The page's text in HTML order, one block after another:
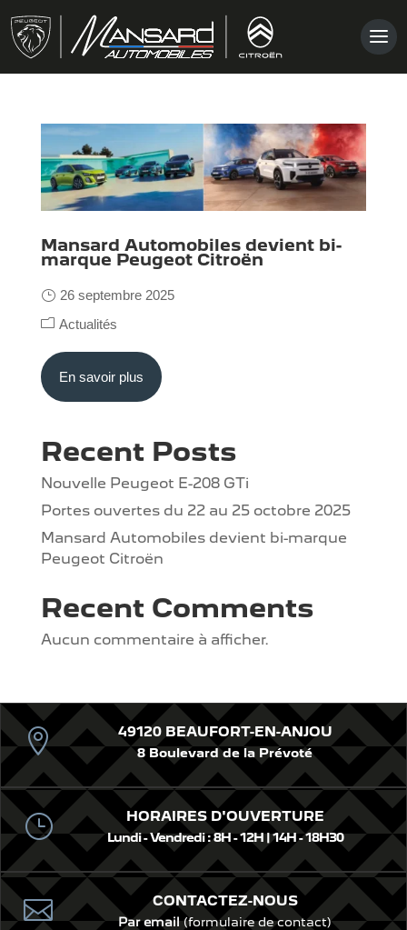
Mansard Automobiles devient bi-
marque Peugeot Citroën
26 septembre 2025
Actualités
En savoir plus
Recent Posts
Nouvelle Peugeot E-208 GTi
Portes ouvertes du 22 au 25 octobre 2025
Mansard Automobiles devient bi-marque
Peugeot Citroën
Recent Comments
Aucun commentaire à afficher.
 49120 BEAUFORT-EN-ANJOU
8 Boulevard de la Prévoté
} HORAIRES D'OUVERTURE
Lundi - Vendredi : 8H - 12H | 14H - 18H30
 CONTACTEZ-NOUS
Par email(formulaire de contact)